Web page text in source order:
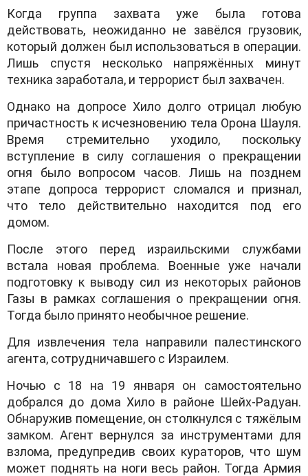
Когда группа захвата уже была готова
действовать, неожиданно не завёлся грузовик,
который должен был использоваться в операции.
Лишь спустя несколько напряжённых минут
техника заработала, и террорист был захвачен.
Однако на допросе Хило долго отрицал любую
причастность к исчезновению тела Орона Шауля.
Время стремительно уходило, поскольку
вступление в силу соглашения о прекращении
огня было вопросом часов. Лишь на позднем
этапе допроса террорист сломался и признал,
что тело действительно находится под его
домом.
После этого перед израильскими службами
встала новая проблема. Военные уже начали
подготовку к выводу сил из некоторых районов
Газы в рамках соглашения о прекращении огня.
Тогда было принято необычное решение.
Для извлечения тела направили палестинского
агента, сотрудничавшего с Израилем.
Ночью с 18 на 19 января он самостоятельно
добрался до дома Хило в районе Шейх-Радуан.
Обнаружив помещение, он столкнулся с тяжёлым
замком. Агент вернулся за инструментами для
взлома, предупредив своих кураторов, что шум
может поднять на ноги весь район. Тогда Армия